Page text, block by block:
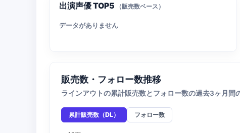
出演声優 TOP5 （販売数ベース）
データがありません
販売数・フォロー数推移
ラインアウトの累計販売数とフォロー数の過去3ヶ月間
累計販売数（DL） フォロー数